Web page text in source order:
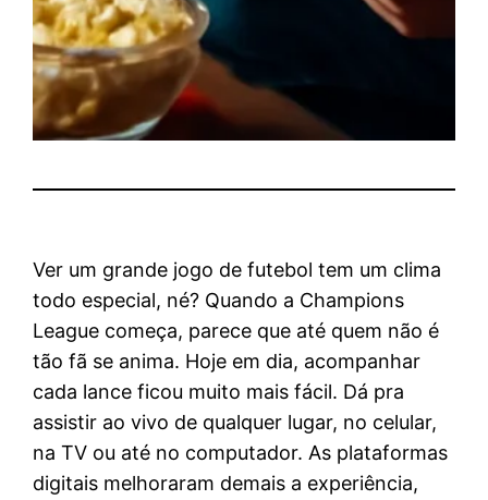
Ver um grande jogo de futebol tem um clima
todo especial, né? Quando a Champions
League começa, parece que até quem não é
tão fã se anima. Hoje em dia, acompanhar
cada lance ficou muito mais fácil. Dá pra
assistir ao vivo de qualquer lugar, no celular,
na TV ou até no computador. As plataformas
digitais melhoraram demais a experiência,